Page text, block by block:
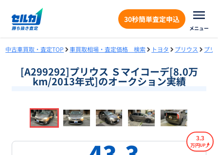
30秒簡単査定申込
メニュー
中古車買取・査定TOP 車買取相場・査定価格 検索 トヨタ プリウス プリ
[A299292]プリウス Ｓマイコーデ[8.0万
km/2013年式]のオークション実績
1/18
3.3
万円